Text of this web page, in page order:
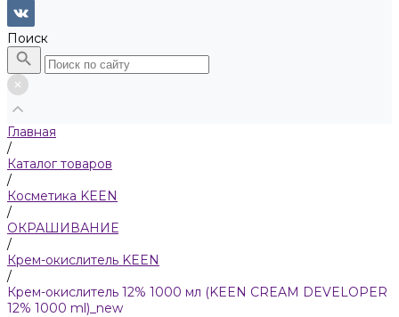
Поиск
Главная
/
Каталог товаров
/
Косметика KEEN
/
ОКРАШИВАНИЕ
/
Крем-окислитель KEEN
/
Крем-окислитель 12% 1000 мл (KEEN CREAM DEVELOPER
12% 1000 ml)_new